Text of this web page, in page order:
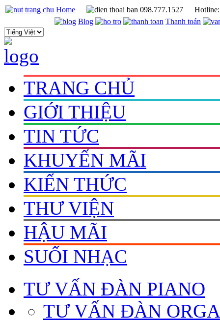
Home 098.777.1527
Blog
Thanh toán
TRANG CHỦ
GIỚI THIỆU
TIN TỨC
KHUYẾN MÃI
KIẾN THỨC
THƯ VIỆN
HẬU MÃI
SUỐI NHẠC
TƯ VẤN ĐÀN PIANO
TƯ VẤN ÐÀN